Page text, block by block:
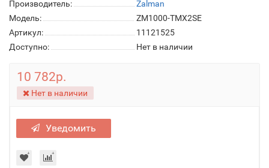
Производитель:
Zalman
Модель:
ZM1000-TMX2SE
Артикул:
11121525
Доступно:
Нет в наличии
10 782р.
Нет в наличии
Уведомить